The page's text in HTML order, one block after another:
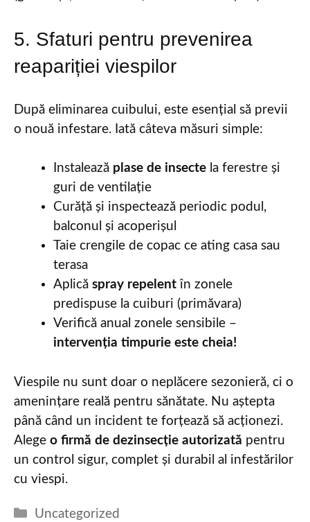
5. Sfaturi pentru prevenirea
reapariției viespilor
După eliminarea cuibului, este esențial să previi
o nouă infestare. Iată câteva măsuri simple:
Instalează plase de insecte la ferestre și
guri de ventilație
Curăță și inspectează periodic podul,
balconul și acoperișul
Taie crengile de copac ce ating casa sau
terasa
Aplică spray repelent în zonele
predispuse la cuiburi (primăvara)
Verifică anual zonele sensibile –
intervenția timpurie este cheia!
Viespile nu sunt doar o neplăcere sezonieră, ci o
amenințare reală pentru sănătate. Nu aștepta
până când un incident te forțează să acționezi.
Alege o firmă de dezinsecție autorizată pentru
un control sigur, complet și durabil al infestărilor
cu viespi.
Categories
Uncategorized